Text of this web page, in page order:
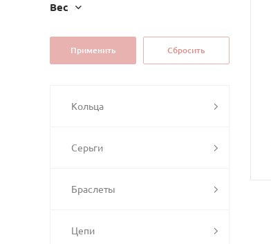
Вес
Кольца
Серьги
Браслеты
Цепи